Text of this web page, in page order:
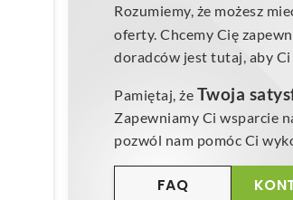
Rozumiemy, że możesz
oferty. Chcemy Cię
doradców jest tutaj, aby Ci
Pamiętaj, że Twoja
Zapewniamy Ci wsparcie
pozwól nam pomóc Ci
FAQ